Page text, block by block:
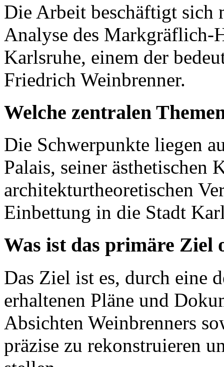
Die Arbeit beschäftigt sich
Analyse des Markgräflich-
Karlsruhe, einem der
Friedrich Weinbrenner.
Welche zentralen
Die Schwerpunkte liegen
Palais, seiner ästhetischen
architekturtheoretischen
Einbettung in die Stadt
Was ist das primäre Ziel
Das Ziel ist es, durch eine
erhaltenen Pläne und
Absichten Weinbrenners
präzise zu rekonstruieren